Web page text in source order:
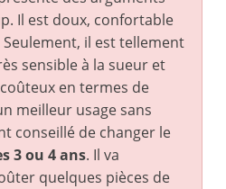
Il est doux, confortable
il est tellement
sensible à la sueur et
en termes de
meilleur usage sans
conseillé de changer le
3 ou 4 ans. Il va
quelques pièces de